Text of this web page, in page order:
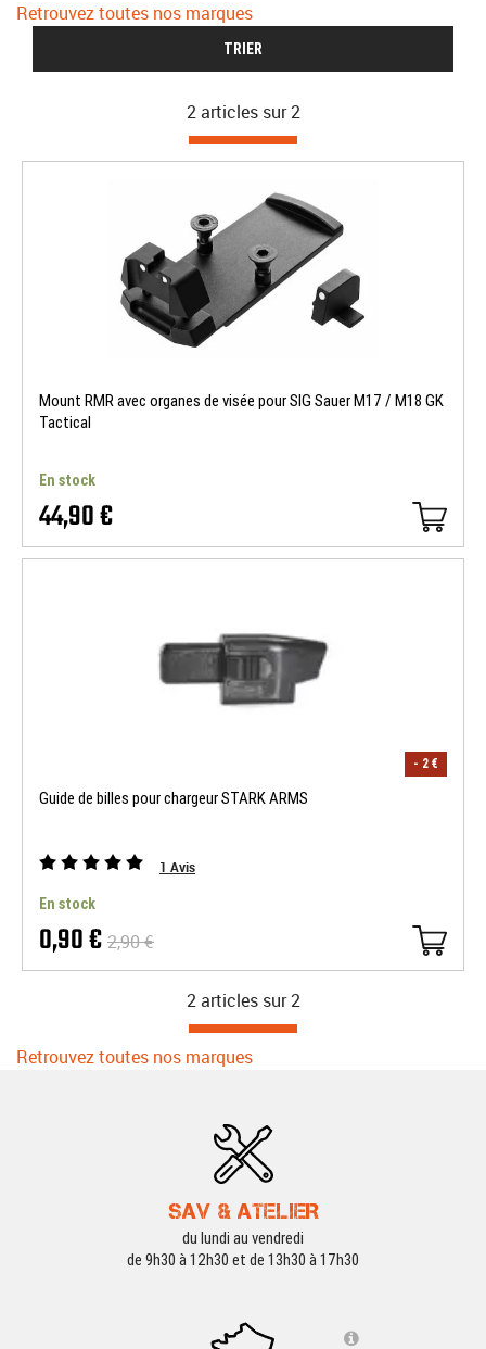
Retrouvez toutes nos marques
TRIER
2 articles sur 2
Mount RMR avec organes de visée pour SIG Sauer M17 / M18 GK
Tactical
En stock
44,90 €
- 2 €
Guide de billes pour chargeur STARK ARMS
1 Avis
En stock
0,90 € 2,90 €
2 articles sur 2
Retrouvez toutes nos marques
SAV & ATELIER
du lundi au vendredi
de 9h30 à 12h30 et de 13h30 à 17h30